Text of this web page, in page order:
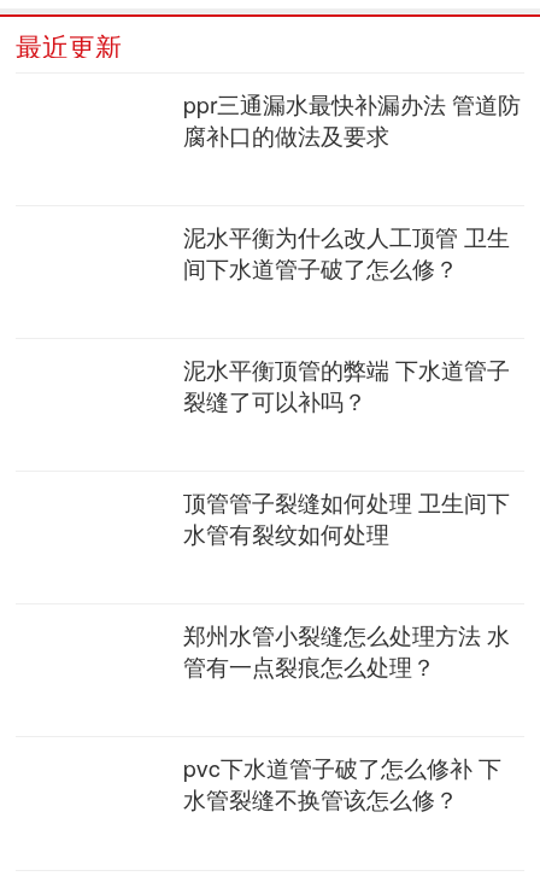
最近更新
ppr三通漏水最快补漏办法 管道防
腐补口的做法及要求
泥水平衡为什么改人工顶管 卫生
间下水道管子破了怎么修？
泥水平衡顶管的弊端 下水道管子
裂缝了可以补吗？
顶管管子裂缝如何处理 卫生间下
水管有裂纹如何处理
郑州水管小裂缝怎么处理方法 水
管有一点裂痕怎么处理？
pvc下水道管子破了怎么修补 下
水管裂缝不换管该怎么修？